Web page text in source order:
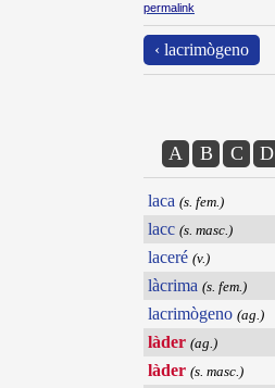
permalink
‹ lacrimògeno
A B C D
laca (s. fem.)
lacc (s. masc.)
laceré (v.)
làcrima (s. fem.)
lacrimògeno (ag.)
làder (ag.)
làder (s. masc.)